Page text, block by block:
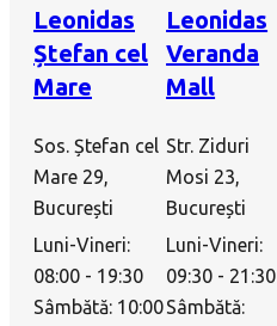
Leonidas
Ștefan cel
Mare
Sos. Ștefan cel
Mare 29,
București
Luni-Vineri:
08:00 - 19:30
Sâmbătă: 10:00
Leonidas
Veranda
Mall
Str. Ziduri
Mosi 23,
București
Luni-Vineri:
09:30 - 21:30
Sâmbătă: